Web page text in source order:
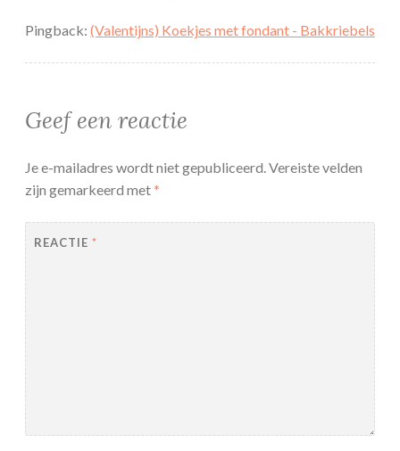
Pingback: (Valentijns) Koekjes met fondant - Bakkriebels
Geef een reactie
Je e-mailadres wordt niet gepubliceerd.Vereiste velden
zijn gemarkeerd met*
REACTIE *